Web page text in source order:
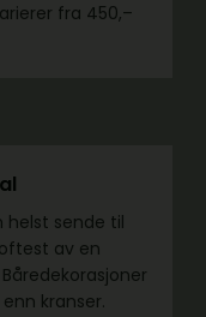
fra 450,–
helst sende til
av en
kranser.